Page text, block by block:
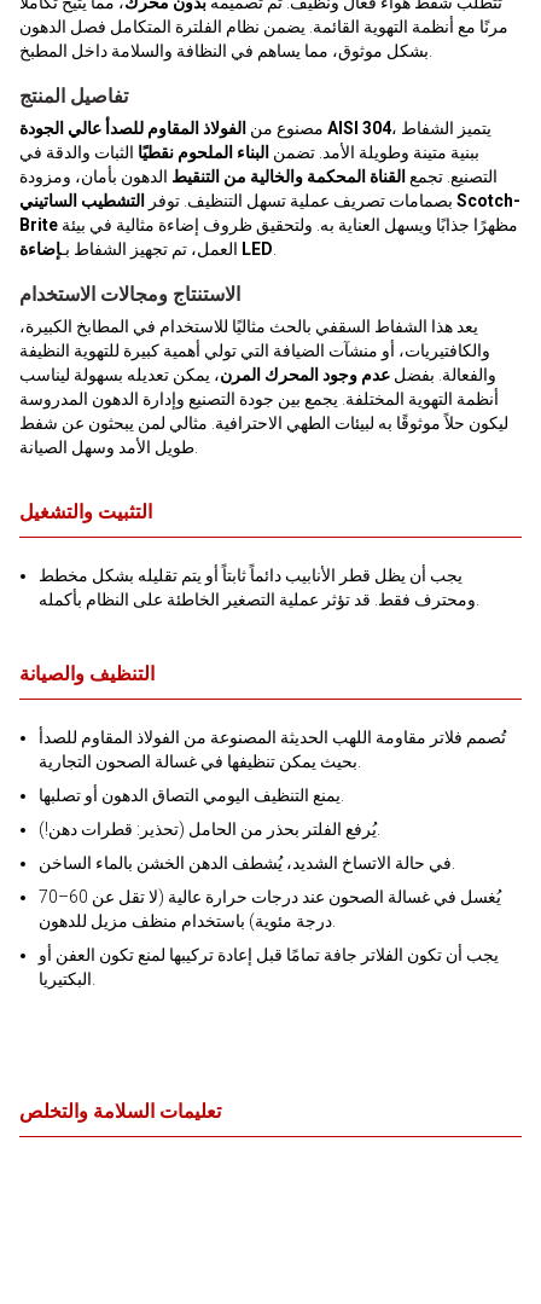
مرنًا مع أنظمة التهوية القائمة. يضمن نظام الفلترة المتكامل فصل الدهون
تفاصيل المنتج
مصنوع من الفولاذ المقاوم للصدأ عالي الجودة AISI 304، يتميز الشفاط
ببنية متينة وطويلة الأمد. تضمن البناء الملحوم نقطيًا الثبات والدقة في
التصنيع. تجمع القناة المحكمة والخالية من التنقيط الدهون بأمان، ومزودة
بصمامات تصريف عملية تسهل التنظيف. توفر
التشطيب الساتيني Scotch-
Brite
العمل، تم تجهيز الشفاط بـ إضاءة LED
الاستنتاج ومجالات الاستخدام
يعد هذا الشفاط السقفي بالحث مثاليًا للاستخدام في المطابخ الكبيرة،
والكافتيريات، أو منشآت الضيافة التي تولي أهمية كبيرة للتهوية النظيفة
والفعالة. بفضل عدم وجود المحرك المرن، يمكن تعديله بسهولة ليناسب
أنظمة التهوية المختلفة. يجمع بين جودة التصنيع وإدارة الدهون المدروسة
ليكون حلاً موثوقًا به لبيئات الطهي الاحترافية. مثالي لمن يبحثون عن شفط
التثبيت والتشغيل
يجب أن يظل قطر الأنابيب دائماً ثابتاً أو يتم تقليله بشكل مخطط
التنظيف والصيانة
تُصمم فلاتر مقاومة اللهب الحديثة المصنوعة من الفولاذ المقاوم للصدأ
يُرفع الفلتر بحذر من الحامل (تحذير: قطرات دهن!).
يُغسل في غسالة الصحون عند درجات حرارة عالية (لا تقل عن 60–70
يجب أن تكون الفلاتر جافة تمامًا قبل إعادة تركيبها لمنع تكون العفن أو
تعليمات السلامة والتخلص